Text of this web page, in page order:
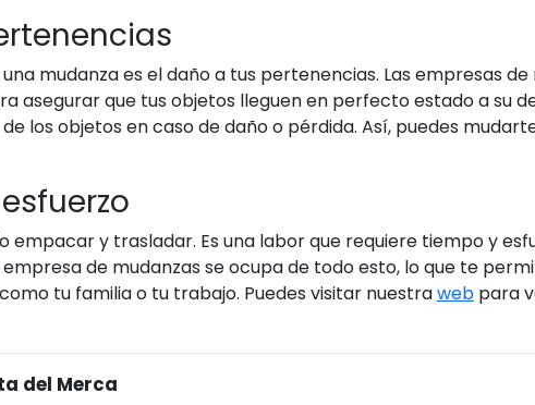
mudanza es el daño a tus pertenencias. Las empresas
asegurar que tus objetos lleguen en perfecto estado a su
los objetos en caso de daño o pérdida. Así, puedes
empacar y trasladar. Es una labor que requiere tiempo y
de mudanzas se ocupa de todo esto, lo que te
tu familia o tu trabajo. Puedes visitar nuestraweb para
del Merca